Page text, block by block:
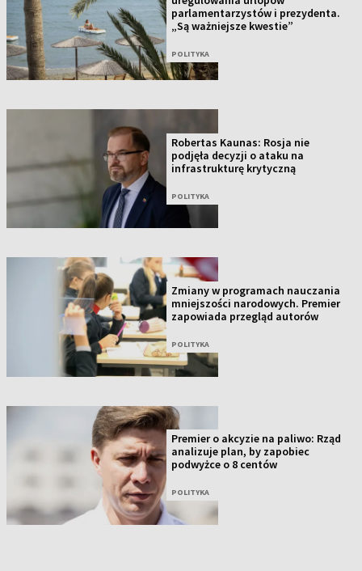
parlamentarzystów i prezydenta.
„Są ważniejsze kwestie”
POLITYKA
Robertas Kaunas: Rosja nie
podjęła decyzji o ataku na
infrastrukturę krytyczną
POLITYKA
Zmiany w programach nauczania
mniejszości narodowych. Premier
zapowiada przegląd autorów
POLITYKA
Premier o akcyzie na paliwo: Rząd
analizuje plan, by zapobiec
podwyżce o 8 centów
POLITYKA